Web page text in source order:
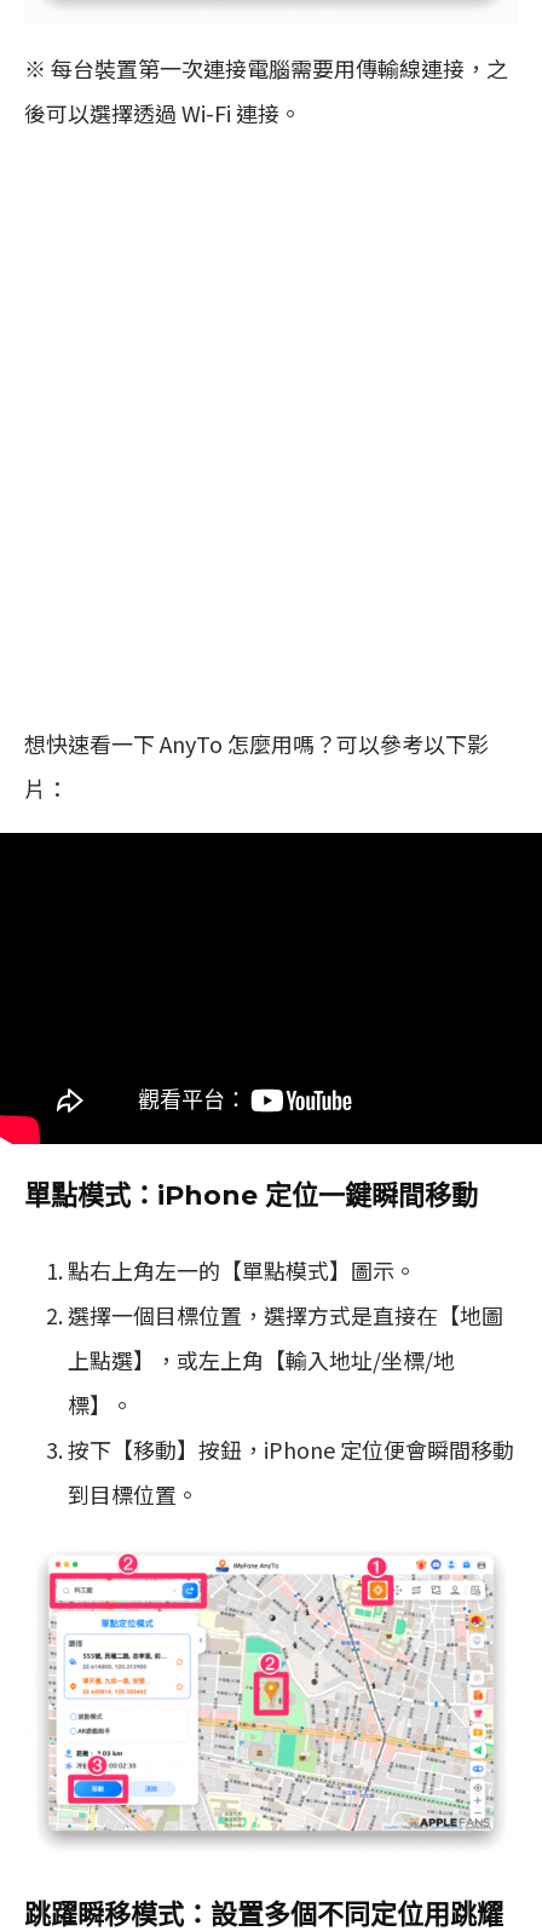
※ 每台裝置第一次連接電腦需要用傳輸線連接，之
後可以選擇透過 Wi-Fi 連接。
想快速看一下 AnyTo 怎麼用嗎？可以參考以下影
片：
單點模式：iPhone 定位一鍵瞬間移動
點右上角左一的【單點模式】圖示。
選擇一個目標位置，選擇方式是直接在【地圖
上點選】，或左上角【輸入地址/坐標/地
標】。
按下【移動】按鈕，iPhone 定位便會瞬間移動
到目標位置。
跳躍瞬移模式： 設置多個不同定位用跳耀